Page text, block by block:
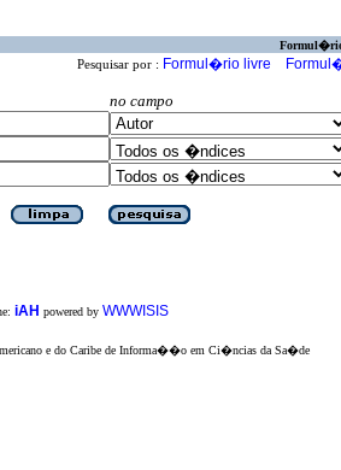
Pesquisar por : Formul�rio livre
no campo
iAH powered by WWWISIS
e do Caribe de Informa��o em Ci�ncias da Sa�de